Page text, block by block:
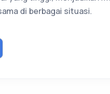
di berbagai situasi.